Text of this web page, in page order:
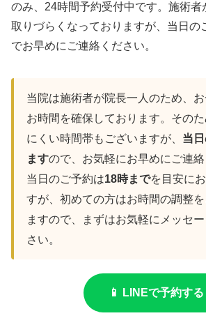
のみ、24時間予約受付中です。施術者
取りづらくなっておりますが、当日の
でお早めにご連絡ください。
当院は施術者が院長一人のため、
お時間を確保しております。その
にくい時間帯もございますが、 当
ますので、お気軽にお早めにご連絡
当日のご予約は18時までを目安に
すが、初めての方はお時間の調整
ますので、まずはお気軽にメッセ
さい。
📱 LINEで予約する